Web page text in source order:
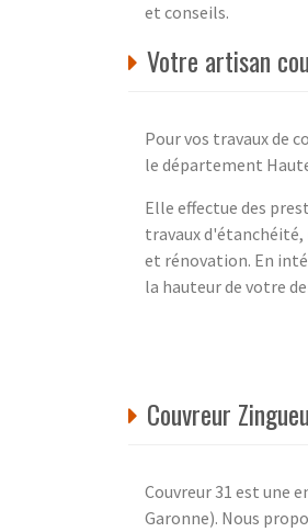
et conseils.
Votre artisan
Pour vos travaux de
le département
Elle effectue des
travaux d'étanchéité,
et rénovation. En
la hauteur de votre
Couvreur
Couvreur 31 est une
Garonne). Nous